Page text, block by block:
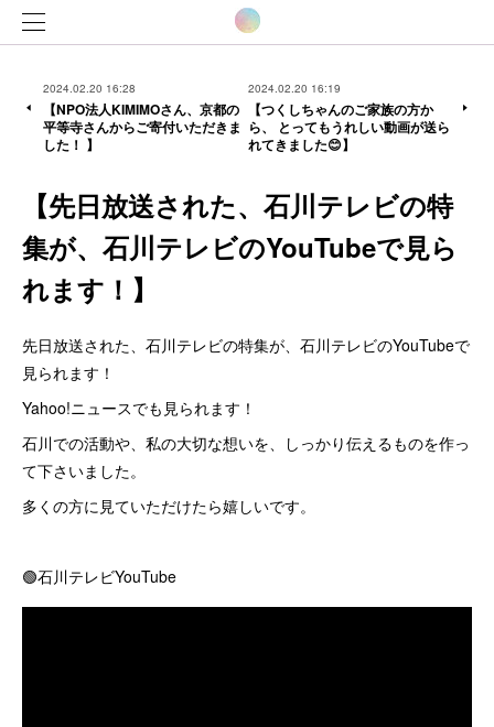
2024.02.20 16:28
【NPO法人KIMIMOさん、京都の
平等寺さんからご寄付いただきま
した！ 】
2024.02.20 16:19
【つくしちゃんのご家族の方か
ら、 とってもうれしい動画が送ら
れてきました😊】
【先日放送された、石川テレビの特
集が、石川テレビのYouTubeで見ら
れます！】
先日放送された、石川テレビの特集が、石川テレビのYouTubeで
見られます！
Yahoo!ニュースでも見られます！
石川での活動や、私の大切な想いを、しっかり伝えるものを作っ
て下さいました。
多くの方に見ていただけたら嬉しいです。
🟢石川テレビYouTube